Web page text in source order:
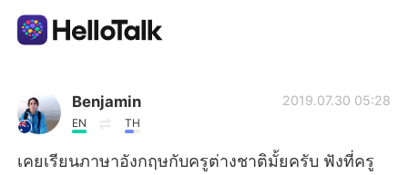
AI Grammar Checker
Benjamin
EN TH
2019.07.30 05:28
เคยเรียนภาษาอังกฤษกับครูต่างชาติมั้ยครับ ฟังที่ครู